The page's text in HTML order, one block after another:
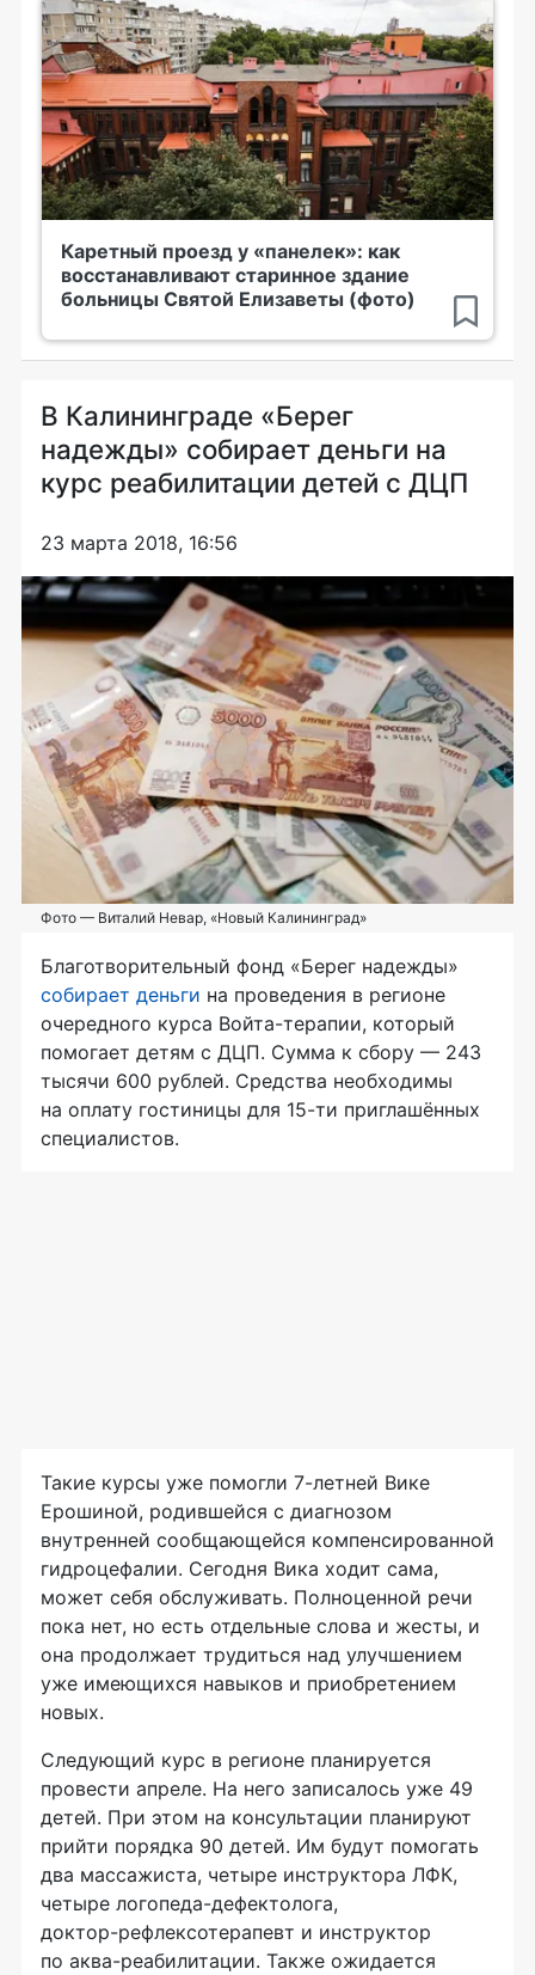
Каретный проезд у «панелек»: как
восстанавливают старинное здание
больницы Святой Елизаветы (фото)
В Калининграде «Берег
надежды» собирает деньги на
курс реабилитации детей с ДЦП
23 марта 2018, 16:56
Фото — Виталий Невар, «Новый Калининград»
Благотворительный фонд «Берег надежды»
собирает деньги на проведения в регионе
очередного курса Войта-терапии, который
помогает детям с ДЦП. Сумма к сбору — 243
тысячи 600 рублей. Средства необходимы
на оплату гостиницы для 15-ти приглашённых
специалистов.
Такие курсы уже помогли 7-летней Вике
Ерошиной, родившейся с диагнозом
внутренней сообщающейся компенсированной
гидроцефалии. Сегодня Вика ходит сама,
может себя обслуживать. Полноценной речи
пока нет, но есть отдельные слова и жесты, и
она продолжает трудиться над улучшением
уже имеющихся навыков и приобретением
новых.
Следующий курс в регионе планируется
провести апреле. На него записалось уже 49
детей. При этом на консультации планируют
прийти порядка 90 детей. Им будут помогать
два массажиста, четыре инструктора ЛФК,
четыре логопеда-дефектолога,
доктор-рефлексотерапевт и инструктор
по аква-реабилитации. Также ожидается